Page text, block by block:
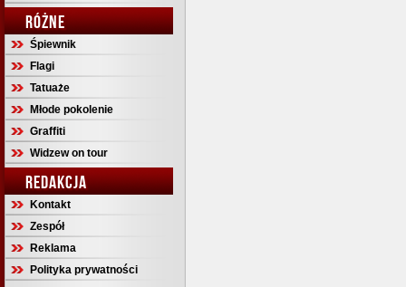
RÓŻNE
Śpiewnik
Flagi
Tatuaże
Młode pokolenie
Graffiti
Widzew on tour
REDAKCJA
Kontakt
Zespół
Reklama
Polityka prywatności